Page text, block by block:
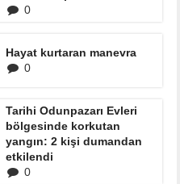
0
Hayat kurtaran manevra
0
Tarihi Odunpazarı Evleri
bölgesinde korkutan
yangın: 2 kişi dumandan
etkilendi
0